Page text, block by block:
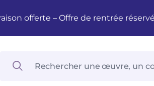
offerte – Offre de rentrée